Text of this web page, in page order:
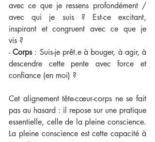
avec ce que je ressens profondément /
avec qui je suis ? Est-ce excitant,
inspirant et congruent avec ce que je
vis ?
- Corps : Suis-je prêt.e à bouger, à agir, à
descendre cette pente avec force et
confiance (en moi) ?
Cet alignement tête-cœur-corps ne se fait
pas au hasard : il repose sur une pratique
essentielle, celle de la pleine conscience.
La pleine conscience est cette capacité à